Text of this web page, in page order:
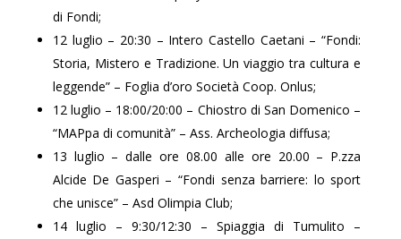
di Fondi;
12 luglio – 20:30 – Intero Castello Caetani – “Fondi:
Storia, Mistero e Tradizione. Un viaggio tra cultura e
leggende” – Foglia d’oro Società Coop. Onlus;
12 luglio – 18:00/20:00 – Chiostro di San Domenico –
“MAPpa di comunità” – Ass. Archeologia diffusa;
13 luglio – dalle ore 08.00 alle ore 20.00 – P.zza
Alcide De Gasperi – “Fondi senza barriere: lo sport
che unisce” – Asd Olimpia Club;
14 luglio – 9:30/12:30 – Spiaggia di Tumulito –